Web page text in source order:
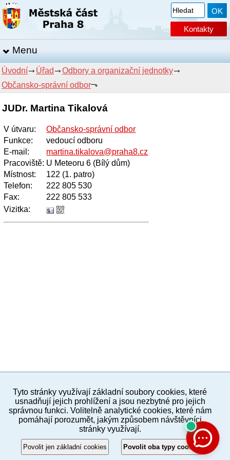
Kontakty
Menu
Úvodní Úřad
Odbory a organizační jednotky
Občansko-správní odbor
JUDr. Martina Tikalová
V útvaru:
Občansko-správní odbor
Funkce:
vedoucí odboru
E-mail :
martina.tikalova@praha8.cz
Pracoviště: U Meteoru 6 (Bílý dům)
Místnost:
122 (1. patro)
Telefon:
222 805 530
Fax:
222 805 533
Vizitka:
PC verze ENG
Povinné a praktické informace
© 2012–2019 MČ Praha 8
Tyto stránky využívají základní soubory cookies, které
usnadňují jejich prohlížení a jsou nezbytné pro jejich
správnou funkci. Volitelně analytické cookies, které nám
pomáhají porozumět, jakým způsobem návštěvníci
stránky využívají.
Povolit jen základní cookies Povolit oba typy cookies